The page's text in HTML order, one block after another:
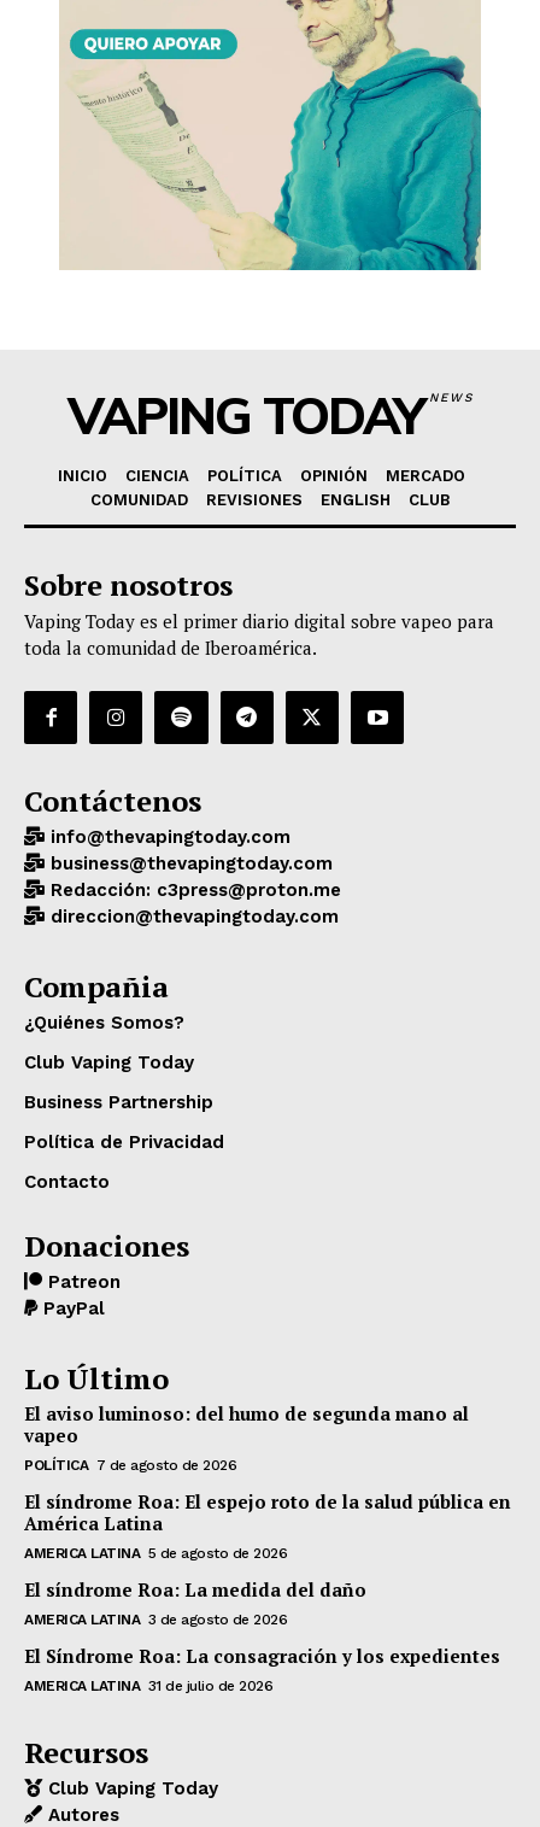
VAPING TODAYNEWS
INICIO CIENCIA POLÍTICA OPINIÓN
MERCADO
COMUNIDAD
REVISIONES ENGLISH CLUB
Sobre nosotros
Vaping Today es el primer diario digital sobre vapeo para
toda la comunidad de Iberoamérica.
Contáctenos
info@thevapingtoday.com
business@thevapingtoday.com
Redacción: c3press@proton.me
direccion@thevapingtoday.com
Compañia
¿Quiénes Somos?
Club Vaping Today
Business Partnership
Política de Privacidad
Contacto
Donaciones
Patreon
PayPal
Lo Último
El aviso luminoso: del humo de segunda mano al
vapeo
POLÍTICA 7 de agosto de 2026
El síndrome Roa: El espejo roto de la salud pública en
América Latina
AMERICA LATINA 5 de agosto de 2026
El síndrome Roa: La medida del daño
AMERICA LATINA 3 de agosto de 2026
El Síndrome Roa: La consagración y los expedientes
AMERICA LATINA 31 de julio de 2026
Recursos
Club Vaping Today
Autores